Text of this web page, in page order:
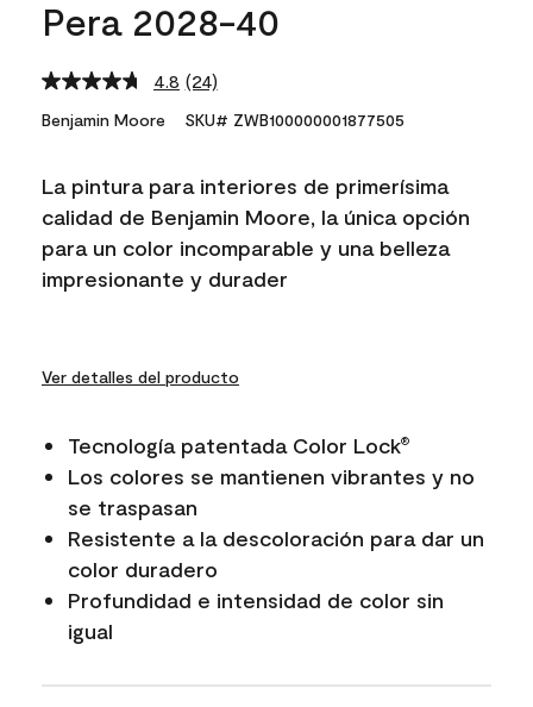
Pera 2028-40
4.8 Read
24
Reviews.
link.
(24)
Benjamin Moore SKU# ZWB100000001877505
La pintura para interiores de primerísima
calidad de Benjamin Moore, la única opción
para un color incomparable y una belleza
impresionante y durader
Ver detalles del producto
Tecnología patentada Color Lock®
Los colores se mantienen vibrantes y no
se traspasan
Resistente a la descoloración para dar un
color duradero
Profundidad e intensidad de color sin
igual